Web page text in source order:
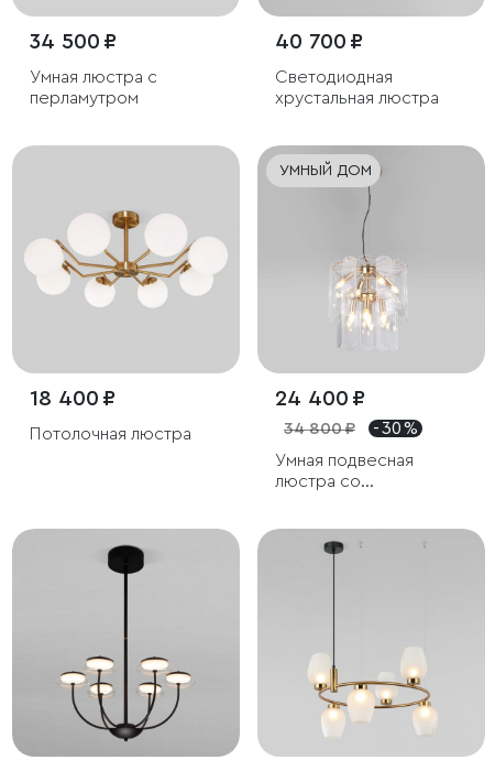
34 500 ₽
Умная люстра с
перламутром
40 700 ₽
Светодиодная
хрустальная люстра
18 400 ₽
Потолочная люстра
УМНЫЙ ДОМ
24 400 ₽
34 800 ₽
- 30 %
Умная подвесная
люстра со